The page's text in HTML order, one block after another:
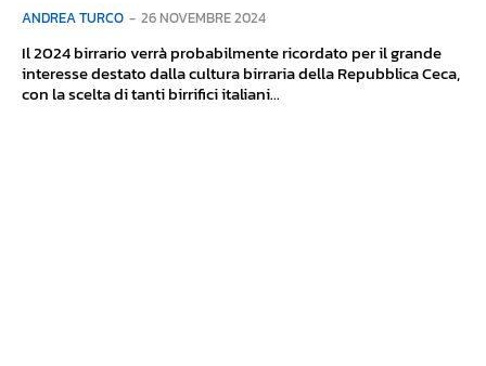
ANDREA TURCO - 26 NOVEMBRE 2024
Il 2024 birrario verrà probabilmente ricordato per il grande
interesse destato dalla cultura birraria della Repubblica Ceca,
con la scelta di tanti birrifici italiani...